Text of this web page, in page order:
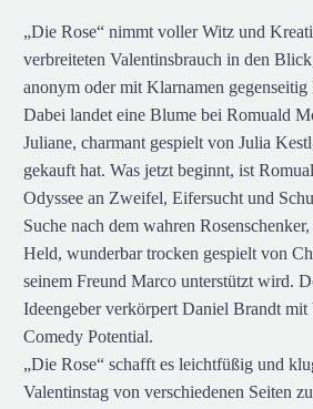
„Die Rose“ nimmt voller Witz und
verbreiteten Valentinsbrauch in den
anonym oder mit Klarnamen gegenseitig
Dabei landet eine Blume bei Romuald
Juliane, charmant gespielt von Julia
gekauft hat. Was jetzt beginnt, ist
Odyssee an Zweifel, Eifersucht und
Suche nach dem wahren
Held, wunderbar trocken gespielt von
seinem Freund Marco unterstützt wird.
Ideengeber verkörpert Daniel Brandt mit
Comedy Potential.
„Die Rose“ schafft es leichtfüßig und
Valentinstag von verschiedenen Seiten